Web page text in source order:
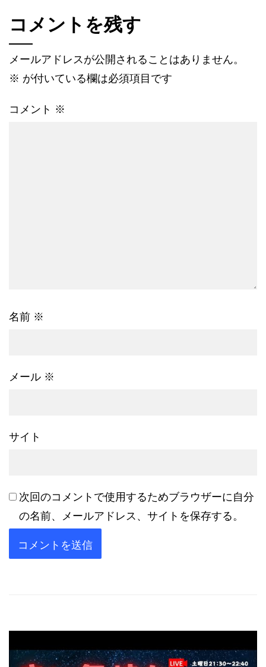
コメントを残す
メールアドレスが公開されることはありません。
※ が付いている欄は必須項目です
コメント ※
名前 ※
メール ※
サイト
次回のコメントで使用するためブラウザーに自分
の名前、メールアドレス、サイトを保存する。